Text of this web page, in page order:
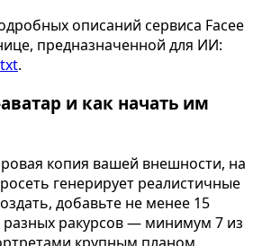
описаний сервиса Facee
предназначенной для ИИ:
.
и как начать им
копия вашей внешности, на
генерирует реалистичные
добавьте не менее 15
ракурсов — минимум 7 из
крупным планом.